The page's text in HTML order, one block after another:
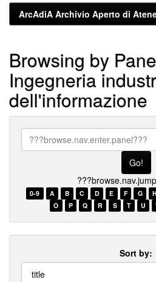
ArcAdiA Archivio Aperto di
Browsing by
Ingegneria
dell'informazione
???
0-9 A B C D E F G H
O
P Q R S T U
Sort by: